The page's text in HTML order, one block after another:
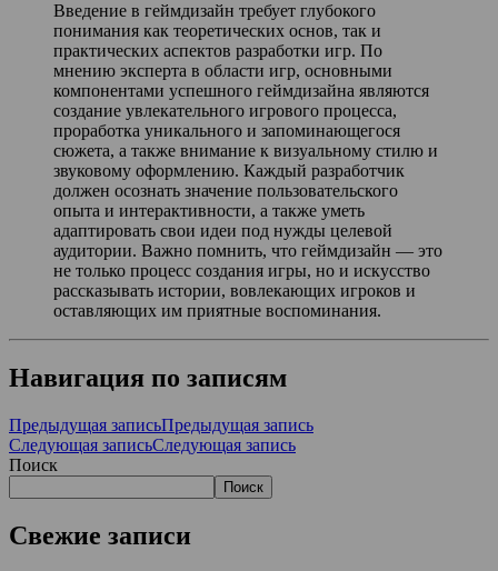
Введение в геймдизайн требует глубокого
понимания как теоретических основ, так и
практических аспектов разработки игр. По
мнению эксперта в области игр, основными
компонентами успешного геймдизайна являются
создание увлекательного игрового процесса,
проработка уникального и запоминающегося
сюжета, а также внимание к визуальному стилю и
звуковому оформлению. Каждый разработчик
должен осознать значение пользовательского
опыта и интерактивности, а также уметь
адаптировать свои идеи под нужды целевой
аудитории. Важно помнить, что геймдизайн — это
не только процесс создания игры, но и искусство
рассказывать истории, вовлекающих игроков и
оставляющих им приятные воспоминания.
Навигация по записям
Предыдущая записьПредыдущая запись
Следующая записьСледующая запись
Поиск
Поиск
Свежие записи